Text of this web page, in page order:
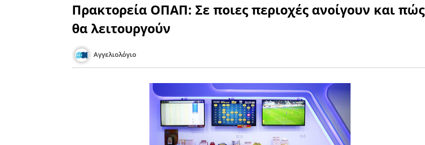
Πρακτορεία ΟΠΑΠ: Σε ποιες περιοχές ανοίγουν και πώς
θα λειτουργούν
Αγγελιολόγιο